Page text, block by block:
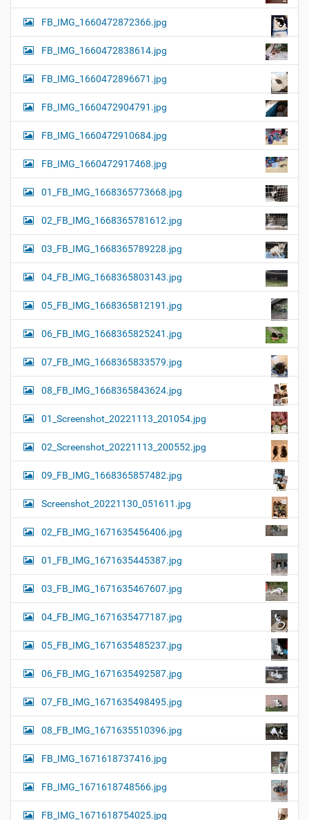
FB_IMG_1660472872366.jpg
FB_IMG_1660472838614.jpg
FB_IMG_1660472896671.jpg
FB_IMG_1660472904791.jpg
FB_IMG_1660472910684.jpg
FB_IMG_1660472917468.jpg
01_FB_IMG_1668365773668.jpg
02_FB_IMG_1668365781612.jpg
03_FB_IMG_1668365789228.jpg
04_FB_IMG_1668365803143.jpg
05_FB_IMG_1668365812191.jpg
06_FB_IMG_1668365825241.jpg
07_FB_IMG_1668365833579.jpg
08_FB_IMG_1668365843624.jpg
01_Screenshot_20221113_201054.jpg
02_Screenshot_20221113_200552.jpg
09_FB_IMG_1668365857482.jpg
Screenshot_20221130_051611.jpg
02_FB_IMG_1671635456406.jpg
01_FB_IMG_1671635445387.jpg
03_FB_IMG_1671635467607.jpg
04_FB_IMG_1671635477187.jpg
05_FB_IMG_1671635485237.jpg
06_FB_IMG_1671635492587.jpg
07_FB_IMG_1671635498495.jpg
08_FB_IMG_1671635510396.jpg
FB_IMG_1671618737416.jpg
FB_IMG_1671618748566.jpg
FB_IMG_1671618754025.jpg